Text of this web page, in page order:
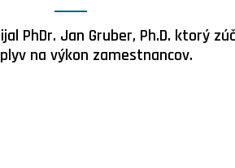
PhDr. Jan Gruber, Ph.D. ktorý
na výkon zamestnancov.